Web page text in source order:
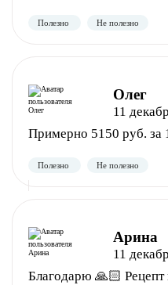
Олег
11
Примерно 5150 руб. за
Арина
11
Благодарю 🙏🏻 Рецепт